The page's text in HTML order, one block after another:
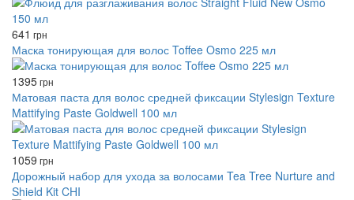
641 грн
Маска тонирующая для волос Toffee Osmo 225 мл
1395грн
Матовая паста для волос средней фиксации Stylesign Texture
Mattifying Paste Goldwell 100 мл
1059 грн
Дорожный набор для ухода за волосами Tea Tree Nurture and
Shield Kit CHI